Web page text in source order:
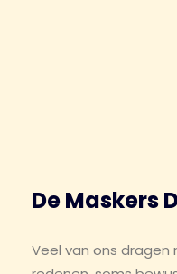
De Maskers
Veel van ons dragen